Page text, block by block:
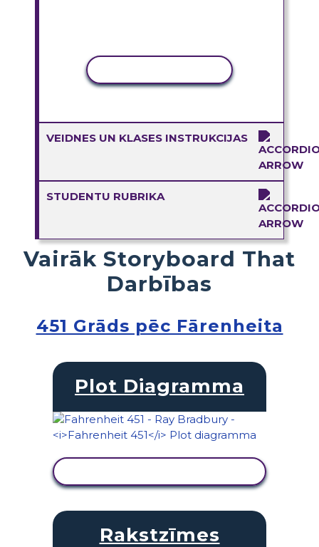
VEIDNES UN KLASES INSTRUKCIJAS
STUDENTU RUBRIKA
Vairāk Storyboard That
Darbības
451 Grāds pēc Fārenheita
Plot Diagramma
Rakstzīmes